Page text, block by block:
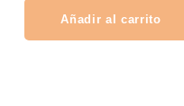
Añadir al carrito